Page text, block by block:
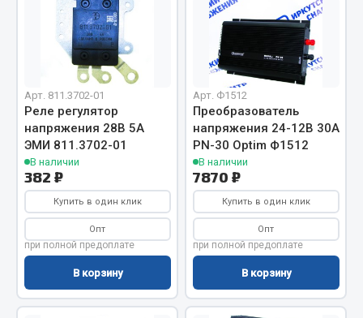
Отопители салона, подогреватели
Автономные воздушные отопители
Жидкостные подогреватели
Отопители салона
Подогреватели тосола
Весь раздел
Автотовары
Автозвук
Аксессуары автомобильные
Аптечки и знаки автомобильные
Арт. 811.3702-01
Реле регулятор
напряжения 28В 5А
ЭМИ 811.3702-01
В наличии
382 ₽
Купить в один клик
Опт
при полной предоплате
В корзину
Арт. Ф1512
Преобразователь
напряжения 24-12В 30А
PN-30 Optim Ф1512
В наличии
7870 ₽
Купить в один клик
Опт
при полной предоплате
В корзину